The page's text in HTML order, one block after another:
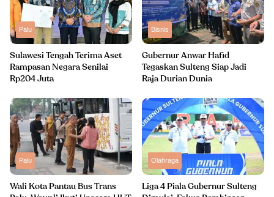
Palu
Sulawesi Tengah Terima Aset
Rampasan Negara Senilai
Rp204 Juta
Bisnis
Gubernur Anwar Hafid
Tegaskan Sulteng Siap Jadi
Raja Durian Dunia
Palu
Wali Kota Pantau Bus Trans
Olahraga
Liga 4 Piala Gubernur Sulteng